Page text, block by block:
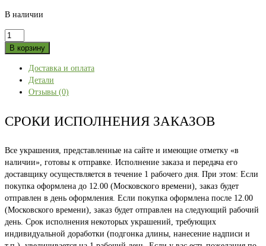
В наличии
Количество
товара
В корзину
Доставка и оплата
Детали
Отзывы (0)
СРОКИ ИСПОЛНЕНИЯ ЗАКАЗОВ
Все украшения, представленные на сайте и имеющие отметку «в
наличии», готовы к отправке. Исполнение заказа и передача его
доставщику осуществляется в течение 1 рабочего дня. При этом: Если
покупка оформлена до 12.00 (Московского времени), заказ будет
отправлен в день оформления. Если покупка оформлена после 12.00
(Московского времени), заказ будет отправлен на следующий рабочий
день. Срок исполнения некоторых украшений, требующих
индивидуальной доработки (подгонка длины, нанесение надписи и